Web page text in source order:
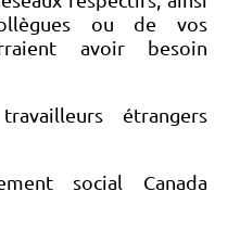
ou de vos
avoir besoin
étrangers
social Canada